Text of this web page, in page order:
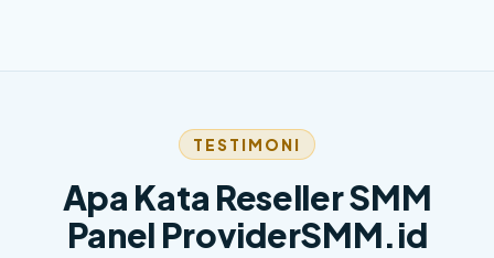
TESTIMONI
Apa Kata Reseller SMM
Panel ProviderSMM.id